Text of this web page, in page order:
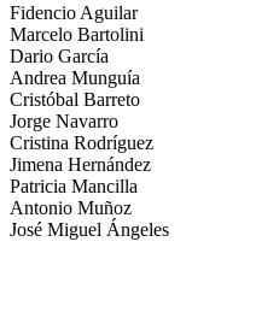
Fidencio Aguilar
Marcelo Bartolini
Dario García
Andrea Munguía
Cristóbal Barreto
Jorge Navarro
Cristina Rodríguez
Jimena Hernández
Patricia Mancilla
Antonio Muñoz
José Miguel Ángeles